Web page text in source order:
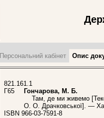
Персональний кабінет Опис
821.161.1
Г65
Гончарова, М. Б.
Там, де ми живемо
О. О. Драчковської]. —
ISBN 966-03-7591-8